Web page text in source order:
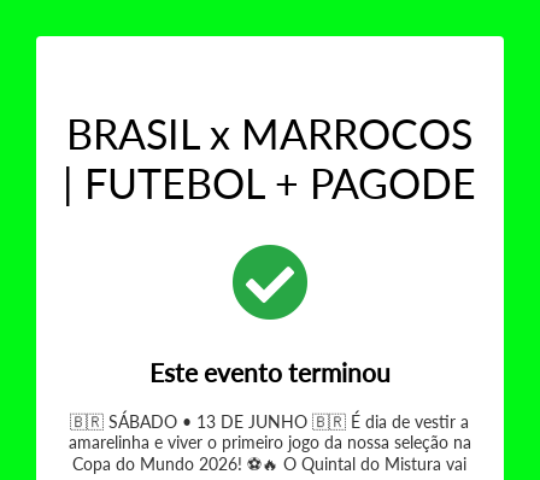
BRASIL x MARROCOS
| FUTEBOL + PAGODE
Este evento terminou
🇧🇷 SÁBADO • 13 DE JUNHO 🇧🇷 É dia de vestir a
amarelinha e viver o primeiro jogo da nossa seleção na
Copa do Mundo 2026! ⚽🔥 O Quintal do Mistura vai